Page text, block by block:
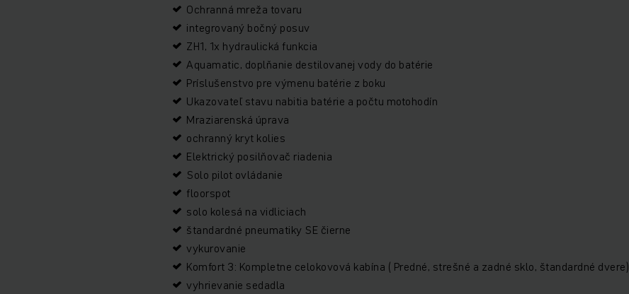
Ochranná mreža tovaru
integrovaný bočný posuv
ZH1, 1x hydraulická funkcia
Aquamatic, doplňanie destilovanej vody do batérie
Príslušenstvo pre výmenu batérie z boku
Ukazovateľ stavu nabitia batérie a počtu motohodín
Mraziarenská úprava
ochranný kryt kolies
Elektrický posilňovač riadenia
Solo pilot ovládanie
floorspot
solo kolesá na vidliciach
štandardné pneumatiky SE čierne
vykurovanie
Komfort 3: Kompletne celokovová kabína ( Predné, strešné a zadné sklo, štandardné dvere)
vyhrievanie sedadla